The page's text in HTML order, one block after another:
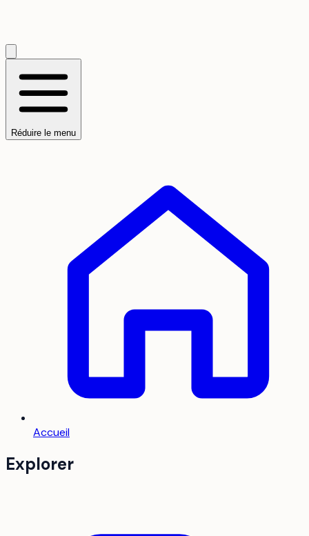
Réduire le menu
Accueil
Explorer